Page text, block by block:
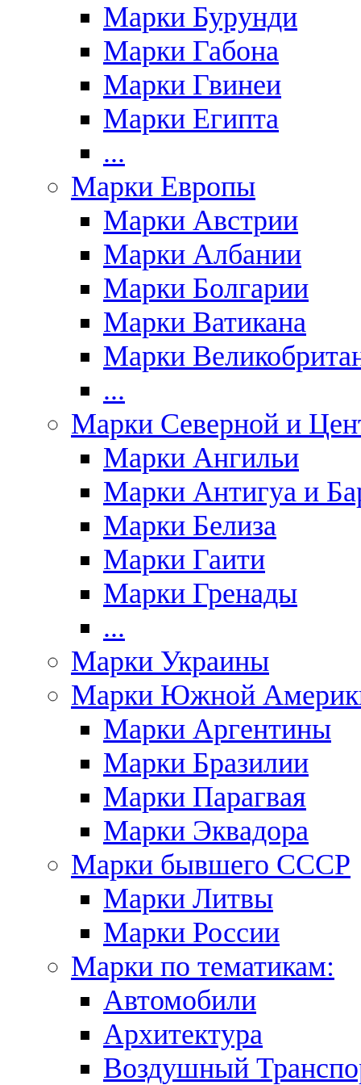
Марки Бурунди
Марки Габона
Марки Гвинеи
Марки Египта
...
Марки Европы
Марки Австрии
Марки Албании
Марки Болгарии
Марки Ватикана
Марки
...
Марки Северной и
Марки Ангильи
Марки Антигуа и
Марки Белиза
Марки Гаити
Марки Гренады
...
Марки Украины
Марки Южной
Марки Аргентины
Марки Бразилии
Марки Парагвая
Марки Эквадора
Марки бывшего СССР
Марки Литвы
Марки России
Марки по тематикам:
Автомобили
Архитектура
Воздушный